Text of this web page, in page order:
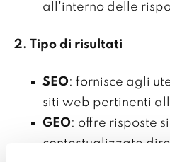
all'interno delle
2. Tipo di risultati
SEO: fornisce agli
siti web pertinenti
GEO: offre risposte
contestualizzate